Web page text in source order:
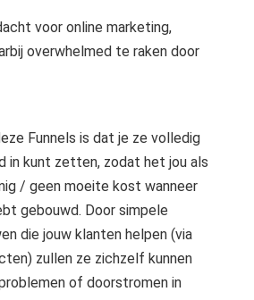
voor online marketing,
overwhelmed te raken door
Funnels is dat je ze volledig
in kunt zetten, zodat het jou als
/ geen moeite kost wanneer
gebouwd. Door simpele
die jouw klanten helpen (via
zullen ze zichzelf kunnen
of doorstromen in